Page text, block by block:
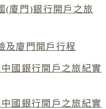
(廈門)銀行開戶之旅
及廈門開戶行程
國銀行開戶之旅紀實
國銀行開戶之旅紀實